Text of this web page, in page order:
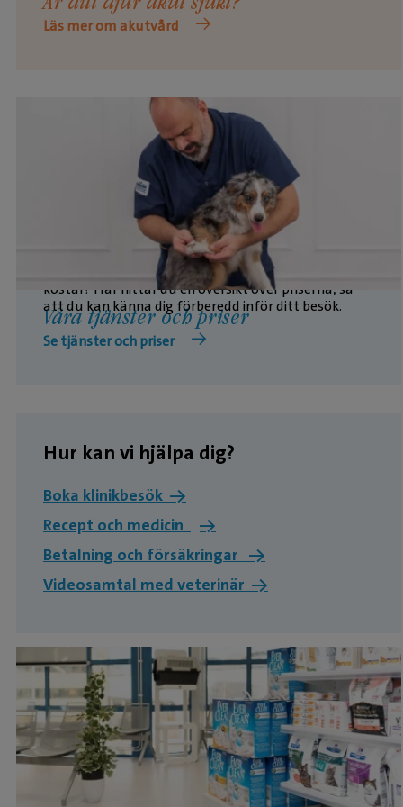
Läs mer om akutvård
Våra tjänster och priser
Vill du veta vad våra vanligaste behandlingar
kostar? Här hittar du en översikt över priserna, så
att du kan känna dig förberedd inför ditt besök.
Se tjänster och priser
Hur kan vi hjälpa dig?
Boka klinikbesök →
Recept och medicin
→
Betalning och försäkringar →
Videosamtal med veterinär →